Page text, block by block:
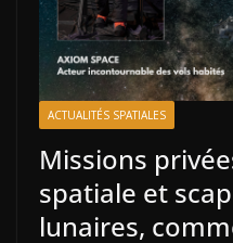
ACTUALITÉS SPATIALES
Missions
spatiale et
lunaires,